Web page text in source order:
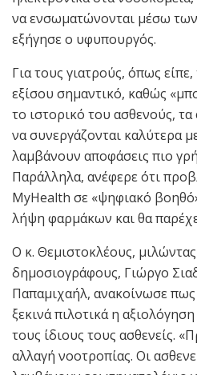
να ενσωματώνονται μέσω
εξήγησε ο υφυπουργός.
Για τους γιατρούς, όπως
εξίσου σημαντικό, καθώς
το ιστορικό του ασθενούς,
να συνεργάζονται καλύτερα
λαμβάνουν αποφάσεις πιο
Παράλληλα, ανέφερε ότι
MyHealth σε «ψηφιακό
λήψη φαρμάκων και θα
Ο κ. Θεμιστοκλέους,
δημοσιογράφους, Γιώργο
Παπαμιχαήλ, ανακοίνωσε
ξεκινά πιλοτικά η
τους ίδιους τους ασθενείς.
αλλαγή νοοτροπίας. Οι